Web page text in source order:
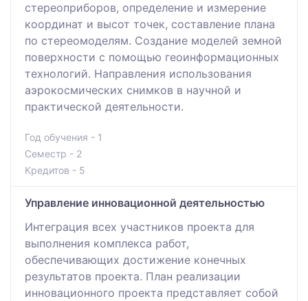
стереоприборов, определение и измерение
координат и высот точек, составление плана
по стереомоделям. Создание моделей земной
поверхности с помощью геоинформационных
технологий. Направления использования
аэрокосмических снимков в научной и
практической деятельности.
Год обучения - 1
Семестр - 2
Кредитов - 5
Управление инновационной деятельностью
Интеграция всех участников проекта для
выполнения комплекса работ,
обеспечивающих достижение конечных
результатов проекта. План реализации
инновационного проекта представляет собой